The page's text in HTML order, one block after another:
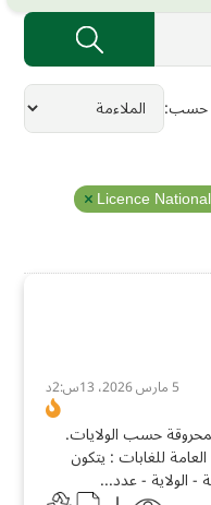
حسب
Licence
5 مارس 2026، 13س:2د
حسب الولايات.
للغابات : يتكون
- الولاية - عدد...